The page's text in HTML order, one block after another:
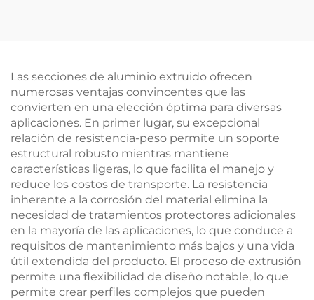
Las secciones de aluminio extruido ofrecen
numerosas ventajas convincentes que las
convierten en una elección óptima para diversas
aplicaciones. En primer lugar, su excepcional
relación de resistencia-peso permite un soporte
estructural robusto mientras mantiene
características ligeras, lo que facilita el manejo y
reduce los costos de transporte. La resistencia
inherente a la corrosión del material elimina la
necesidad de tratamientos protectores adicionales
en la mayoría de las aplicaciones, lo que conduce a
requisitos de mantenimiento más bajos y una vida
útil extendida del producto. El proceso de extrusión
permite una flexibilidad de diseño notable, lo que
permite crear perfiles complejos que pueden